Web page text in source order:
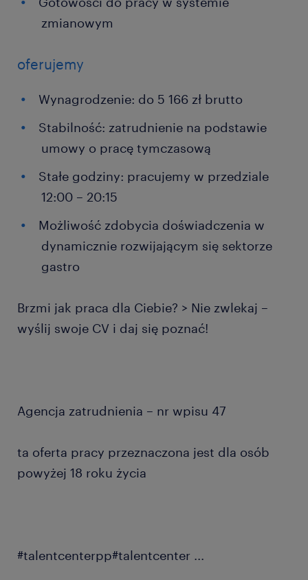
zmianowym
oferujemy
Wynagrodzenie: do 5 166 zł brutto
Stabilność: zatrudnienie na podstawie
umowy o pracę tymczasową
Stałe godziny: pracujemy w przedziale
12:00 – 20:15
Możliwość zdobycia doświadczenia w
dynamicznie rozwijającym się sektorze
gastro
Brzmi jak praca dla Ciebie? > Nie zwlekaj –
wyślij swoje CV i daj się poznać!
Agencja zatrudnienia – nr wpisu 47
ta oferta pracy przeznaczona jest dla osób
powyżej 18 roku życia
#talentcenterpp#talentcenter ...